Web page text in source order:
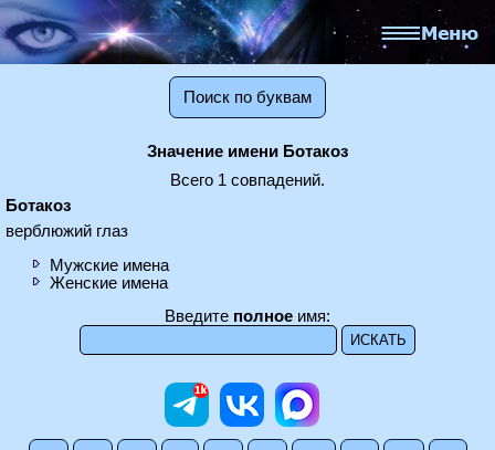
Поиск по буквам
Значение имени Ботакоз
Всего 1 совпадений.
Ботакоз
верблюжий глаз
Мужские имена
Женские имена
Введите полное имя: